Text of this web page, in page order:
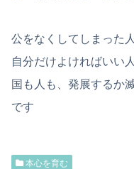
公をなくしてしまった
自分だけよければいい
国も人も、発展するか
です
本心を育む